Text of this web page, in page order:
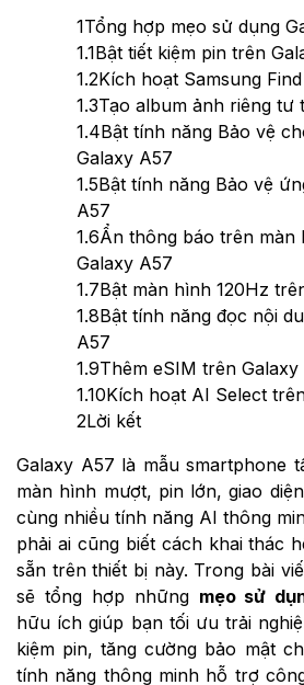
1Tổng hợp mẹo sử dụng
1.1Bật tiết kiệm pin trên
1.2Kích hoạt Samsung
1.3Tạo album ảnh riêng tư
1.4Bật tính năng Bảo vệ
Galaxy A57
1.5Bật tính năng Bảo vệ
A57
1.6Ẩn thông báo trên màn
Galaxy A57
1.7Bật màn hình 120Hz
1.8Bật tính năng đọc nội
A57
1.9Thêm eSIM trên Galaxy
1.10Kích hoạt AI Select
2Lời kết
Galaxy A57 là mẫu smartphone
màn hình mượt, pin lớn, giao
cùng nhiều tính năng AI thông
phải ai cũng biết cách khai thác
sẵn trên thiết bị này. Trong bài
sẽ tổng hợp những mẹo sử
hữu ích giúp bạn tối ưu trải
kiệm pin, tăng cường bảo mật
tính năng thông minh hỗ trợ